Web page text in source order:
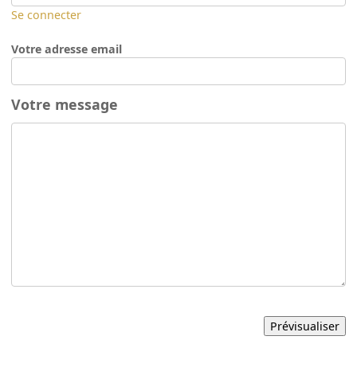
Se connecter
Votre adresse email
Votre message